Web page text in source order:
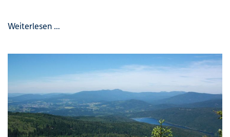
Weiterlesen …